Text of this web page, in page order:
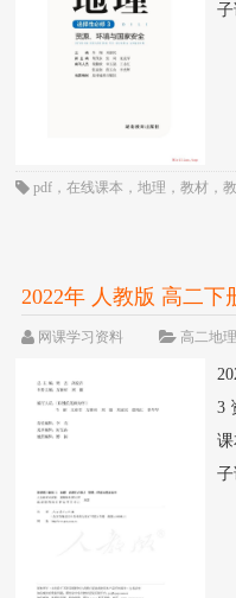
pdf ，在线课本 ，地理 ，教材 ，
2022年 人教版 高二
境与国家安全 课本 pdf
网课学习资料 高二地理
3